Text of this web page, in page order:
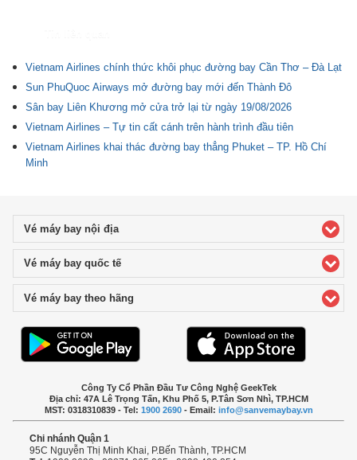
Vietnam Airlines chính thức khôi phục đường bay Cần Thơ – Đà Lạt
Sun PhuQuoc Airways mở đường bay mới đến Thành Đô
Sân bay Liên Khương mở cửa trở lại từ ngày 19/08/2026
Vietnam Airlines – Tự tin cất cánh trên hành trình đầu tiên
Vietnam Airlines khai thác đường bay thẳng Phuket – TP. Hồ Chí
Minh
Vé máy bay nội địaclick to expand contents
Vé máy bay quốc tếclick to expand contents
Vé máy bay theo hãng
Công Ty Cổ Phần Đầu Tư Công Nghệ GeekTek
Địa chỉ: 47A Lê Trọng Tấn, Khu Phố 5, P.Tân Sơn Nhì, TP.HCM
MST: 0318310839 - Tel: 1900 2690- Email: info@sanvemaybay.vn
Chi nhánh Quận 1
95C Nguyễn Thị Minh Khai, P.Bến Thành, TP.HCM